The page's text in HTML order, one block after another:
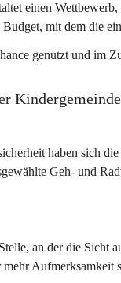
einen
mit dem die
genutzt und im
haben sich
Geh- und
an der die
Aufmerksamkeit